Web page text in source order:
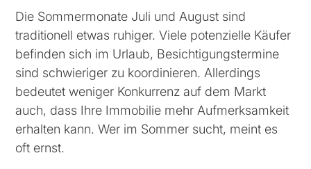
Die Sommermonate Juli und August sind
traditionell etwas ruhiger. Viele potenzielle Käufer
befinden sich im Urlaub, Besichtigungstermine
sind schwieriger zu koordinieren. Allerdings
bedeutet weniger Konkurrenz auf dem Markt
auch, dass Ihre Immobilie mehr Aufmerksamkeit
erhalten kann. Wer im Sommer sucht, meint es
oft ernst.